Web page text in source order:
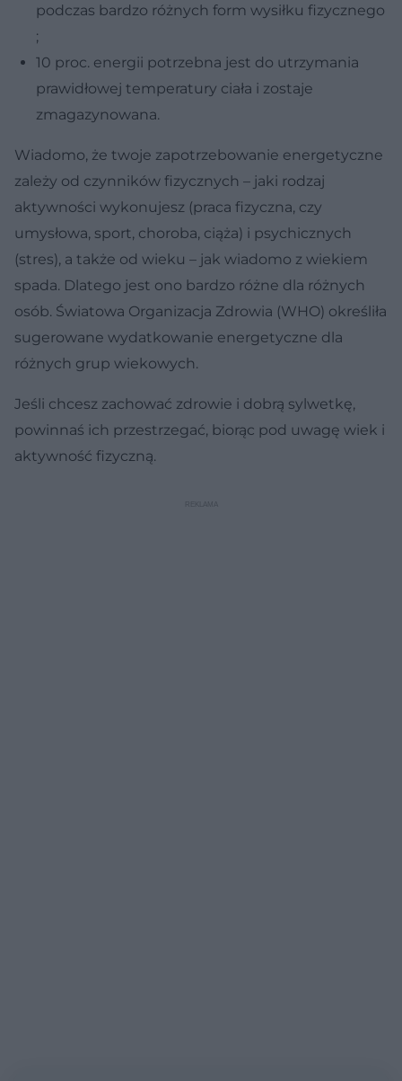
podczas bardzo różnych form wysiłku fizycznego
;
10 proc. energii potrzebna jest do utrzymania
prawidłowej temperatury ciała i zostaje
zmagazynowana.
Wiadomo, że twoje zapotrzebowanie energetyczne
zależy od czynników fizycznych – jaki rodzaj
aktywności wykonujesz (praca fizyczna, czy
umysłowa, sport, choroba, ciąża) i psychicznych
(stres), a także od wieku – jak wiadomo z wiekiem
spada. Dlatego jest ono bardzo różne dla różnych
osób. Światowa Organizacja Zdrowia (WHO) określiła
sugerowane wydatkowanie energetyczne dla
różnych grup wiekowych.
Jeśli chcesz zachować zdrowie i dobrą sylwetkę,
powinnaś ich przestrzegać, biorąc pod uwagę wiek i
aktywność fizyczną.